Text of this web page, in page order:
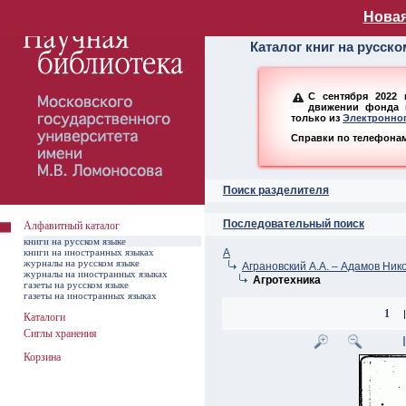
Алфавитный
Каталог книг на
С сентября 2022
движении фонда
только из
Справки по
Поиск разделителя
Последовательный поиск
А
Аграновский А.А. – Адамов
Агротехника
1 |
Алфавитный каталог
книги на русском языке
книги на иностранных языках
журналы на русском языке
журналы на иностранных языках
газеты на русском языке
газеты на иностранных языках
Каталоги
Сиглы хранения
Корзина